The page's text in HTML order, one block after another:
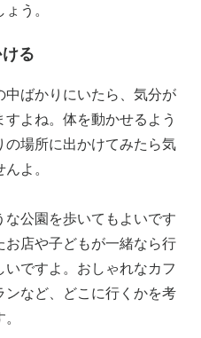
う。
る
ばかりにいたら、気分が
よね。体を動かせるよう
の場所に出かけてみたら気
よ。
公園を歩いてもよいです
お店や子どもが一緒なら行
ですよ。おしゃれなカフ
ンなど、どこに行くかを考